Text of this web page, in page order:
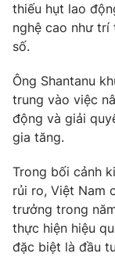
thiếu hụt lao
nghệ cao như trí
số.
Ông Shantanu
trung vào việc
động và giải
gia tăng.
Trong bối cảnh
rủi ro, Việt Nam
trưởng trong
thực hiện hiệu
đặc biệt là đầu